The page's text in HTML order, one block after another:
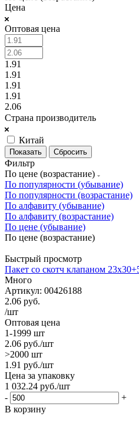
Цена
Оптовая цена
1.91
1.91
1.91
1.91
2.06
Страна производитель
Китай
Сбросить
Фильтр
По цене (возрастание)
По популярности (убывание)
По популярности (возрастание)
По алфавиту (убывание)
По алфавиту (возрастание)
По цене (убывание)
По цене (возрастание)
Быстрый просмотр
Пакет со скотч клапаном
Много
Артикул: 00426188
2.06 руб.
/шт
Оптовая цена
1-1999 шт
2.06 руб./шт
>2000 шт
1.91 руб./шт
Цена за упаковку
1 032.24 руб./шт
-
+
В корзину